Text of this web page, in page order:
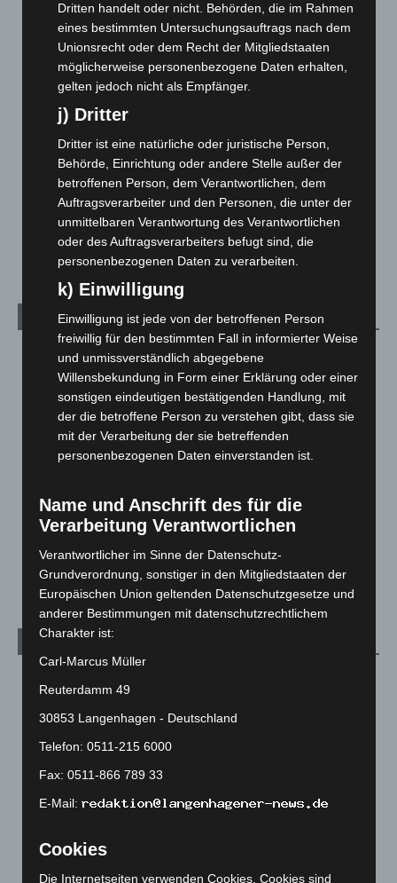
Mann läuft mit Hockeyschläger über A7 – Polizei sucht
Zeugen
5. August 2026
Celle: Mensch stirbt bei Bagger-Unfall auf Baustelle
5. August 2026
Gasleitung bei McDonald’s-Umbau in Langenhagen
beschädigt
5. August 2026
Anklage nach Abschaltung von „Archetyp Market“ erhoben
3. August 2026
Kategorien
Blaulicht
Corona-News
712
Hannover und Region
5.037
Langenhagen und Ortsteile
Leserbriefe
Über uns
Welt
1.270
März 2026 (115)
Februar 2026
Dritten handelt oder nicht. Behörden, die im Rahmen
eines bestimmten Untersuchungsauftrags nach dem
Unionsrecht oder dem Recht der Mitgliedstaaten
möglicherweise personenbezogene Daten erhalten,
gelten jedoch nicht als Empfänger.
j) Dritter
Dritter ist eine natürliche oder juristische Person,
Behörde, Einrichtung oder andere Stelle außer der
betroffenen Person, dem Verantwortlichen, dem
Auftragsverarbeiter und den Personen, die unter der
unmittelbaren Verantwortung des Verantwortlichen
oder des Auftragsverarbeiters befugt sind, die
personenbezogenen Daten zu verarbeiten.
k) Einwilligung
Einwilligung ist jede von der betroffenen Person
freiwillig für den bestimmten Fall in informierter Weise
und unmissverständlich abgegebene
Willensbekundung in Form einer Erklärung oder einer
sonstigen eindeutigen bestätigenden Handlung, mit
der die betroffene Person zu verstehen gibt, dass sie
mit der Verarbeitung der sie betreffenden
personenbezogenen Daten einverstanden ist.
Name und Anschrift des für die
Verarbeitung Verantwortlichen
Verantwortlicher im Sinne der Datenschutz-
Grundverordnung, sonstiger in den Mitgliedstaaten der
Europäischen Union geltenden Datenschutzgesetze und
anderer Bestimmungen mit datenschutzrechtlichem
Charakter ist:
Carl-Marcus Müller
Reuterdamm 49
30853 Langenhagen - Deutschland
Telefon: 0511-215 6000
Fax: 0511-866 789 33
E-Mail:
Cookies
Die Internetseiten verwenden Cookies. Cookies sind